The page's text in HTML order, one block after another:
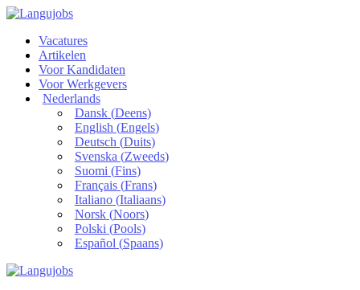
Vacatures
Artikelen
Voor Kandidaten
Voor Werkgevers
Nederlands
Dansk(Deens)
English (Engels)
Deutsch (Duits)
Svenska (Zweeds)
Suomi (Fins)
Français(Frans)
Italiano(Italiaans)
Norsk(Noors)
Polski (Pools)
Español (Spaans)